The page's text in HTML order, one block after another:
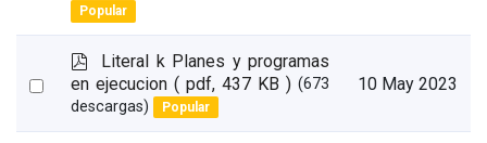
item
Popular
Select
p
d
f
Literal k Planes y programas
en ejecucion ( pdf, 437 KB ) (673
descargas)
Popular
10 May 2023